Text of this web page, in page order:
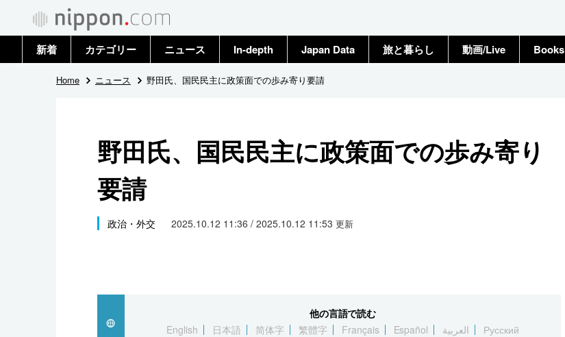
新着 カテゴリー
政治・外交
国際
社会
文化
スポーツ・東京2020
ニュース
トップ
In-depth Japan Data 旅と暮らし 動画/Live Books
Home ニュース 野田氏、国民民主に政策面での歩み寄り要請
野田氏、国民民主に政策面での歩み寄り
要請
政治・外交 2025.10.12 11:36 / 2025.10.12 11:53 更新
他の言語で読む
English
日本語 简体字 繁體字 Français Español العربية Русский